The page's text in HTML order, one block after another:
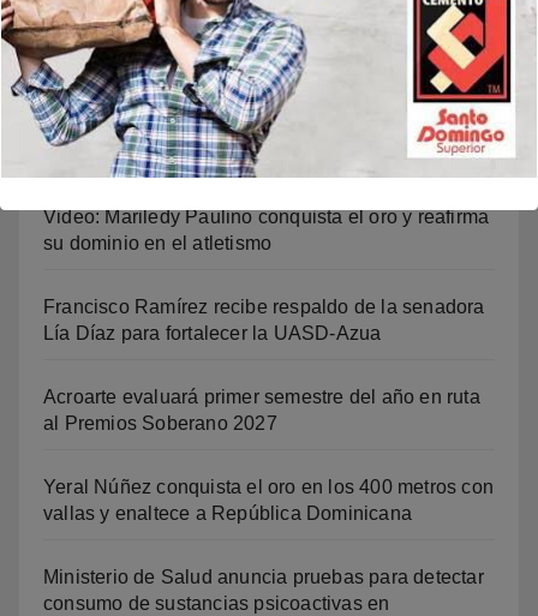
Buscar
Noticias Recientes
Video: Mariledy Paulino conquista el oro y reafirma
su dominio en el atletismo
Francisco Ramírez recibe respaldo de la senadora
Lía Díaz para fortalecer la UASD-Azua
Acroarte evaluará primer semestre del año en ruta
al Premios Soberano 2027
Yeral Núñez conquista el oro en los 400 metros con
vallas y enaltece a República Dominicana
Ministerio de Salud anuncia pruebas para detectar
consumo de sustancias psicoactivas en